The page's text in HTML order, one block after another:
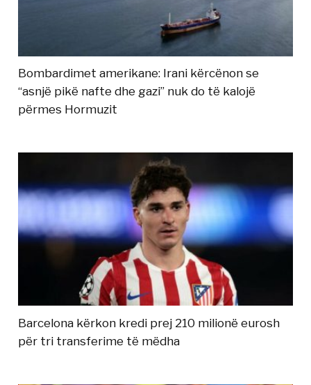
Bombardimet amerikane: Irani kërcënon se
“asnjë pikë nafte dhe gazi” nuk do të kalojë
përmes Hormuzit
Barcelona kërkon kredi prej 210 milionë eurosh
për tri transferime të mëdha